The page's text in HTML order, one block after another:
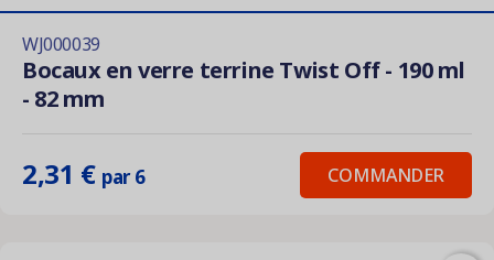
WJ000039
Bocaux en verre terrine Twist Off - 190 ml
- 82 mm
2,31 € par 6 COMMANDER